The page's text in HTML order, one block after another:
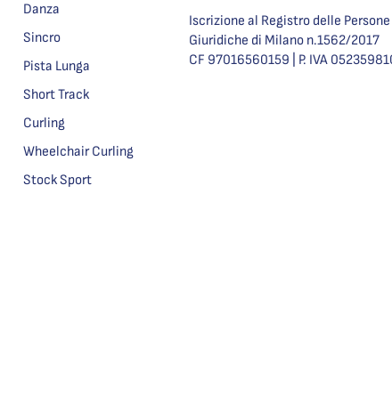
Danza
Sincro
Pista Lunga
Short Track
Curling
Wheelchair Curling
Stock Sport
Iscrizione al Registro delle Persone
Giuridiche di Milano n.1562/2017
CF 97016560159 | P. IVA